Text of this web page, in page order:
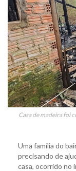
Casa de madeira foi
Uma família do
precisando de
casa, ocorrido no